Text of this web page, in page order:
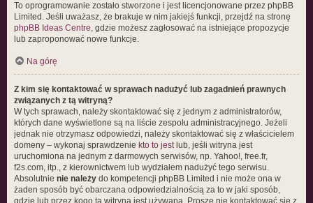
To oprogramowanie zostało stworzone i jest licencjonowane przez phpBB
Limited. Jeśli uważasz, że brakuje w nim jakiejś funkcji, przejdź na stronę
phpBB Ideas Centre, gdzie możesz zagłosować na istniejące propozycje
lub zaproponować nowe funkcje.
Na górę
Z kim się kontaktować w sprawach nadużyć lub zagadnień prawnych
związanych z tą witryną?
W tych sprawach, należy skontaktować się z jednym z administratorów,
których dane wyświetlone są na liście zespołu administracyjnego. Jeżeli
jednak nie otrzymasz odpowiedzi, należy skontaktować się z właścicielem
domeny – wykonaj sprawdzenie kto to jestlub, jeśli witryna jest
uruchomiona na jednym z darmowych serwisów, np. Yahoo!, free.fr,
f2s.com, itp., z kierownictwem lub wydziałem nadużyć tego serwisu.
Absolutnie nie należy do kompetencji phpBB Limited i nie może ona w
żaden sposób być obarczana odpowiedzialnością za to w jaki sposób,
gdzie lub przez kogo ta witryna jest używana. Proszę nie kontaktować się z